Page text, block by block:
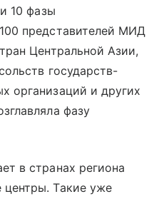
10 фазы
представителей МИД
Центральной Азии,
государств-
организаций и других
фазу
в странах региона
Такие уже